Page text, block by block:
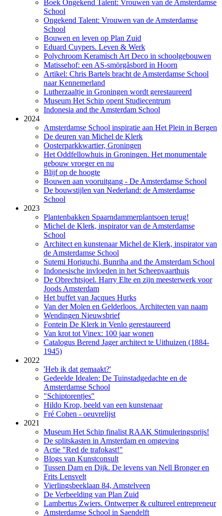
Boek Ongekend Talent: Vrouwen van de Amsterdamse
School
Ongekend Talent: Vrouwen van de Amsterdamse
School
Bouwen en leven op Plan Zuid
Eduard Cuypers. Leven & Werk
Polychroom Keramisch Art Deco in schoolgebouwen
Matissehof: een AS-smörgåsbord in Hoorn
Artikel: Chris Bartels bracht de Amsterdamse School
naar Kennemerland
Lutherzaaltje in Groningen wordt gerestaureerd
Museum Het Schip opent Studiecentrum
Indonesia and the Amsterdam School
2024
Amsterdamse School inspiratie aan Het Plein in Bergen
De deuren van Michel de Klerk
Oosterparkkwartier, Groningen
Het Oddfellowhuis in Groningen. Het monumentale
gebouw vroeger en nu
Blijf op de hoogte
Bouwen aan vooruitgang - De Amsterdamse School
De bouwstijlen van Nederland: de Amsterdamse
School
2023
Plantenbakken Spaarndammerplantsoen terug!
Michel de Klerk, inspirator van de Amsterdamse
School
Architect en kunstenaar Michel de Klerk, inspirator van
de Amsterdamse School
Sutemi Horiguchi, Bunriha and the Amsterdam School
Indonesische invloeden in het Scheepvaarthuis
De Obrechtsjoel. Harry Elte en zijn meesterwerk voor
Joods Amsterdam
Het buffet van Jacques Hurks
Van der Molen en Gelderloos. Architecten van naam
Wendingen Nieuwsbrief
Fontein De Klerk in Venlo gerestaureerd
Van krot tot Vinex: 100 jaar wonen
Catalogus Berend Jager architect te Uithuizen (1884-
1945)
2022
'Heb ik dat gemaakt?'
Gedeelde Idealen: De Tuinstadgedachte en de
Amsterdamse School
"Schiptorentjes"
Hildo Krop, beeld van een kunstenaar
Fré Cohen - oeuvrelijst
2021
Museum Het Schip finalist RAAK Stimuleringsprijs!
De splitskasten in Amsterdam en omgeving
Actie "Red de trafokast!"
Blogs van Kunstconsult
Tussen Dam en Dijk. De levens van Nell Bronger en
Frits Lensvelt
Vierlingsbeeklaan 84, Amstelveen
De Verbeelding van Plan Zuid
Lambertus Zwiers. Ontwerper & cultureel entrepreneur
Amsterdamse School in Saendelft